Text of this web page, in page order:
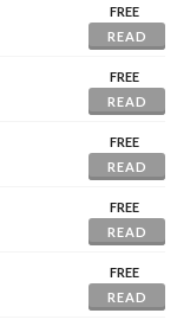
FREE
READ
FREE
READ
FREE
READ
FREE
READ
FREE
READ